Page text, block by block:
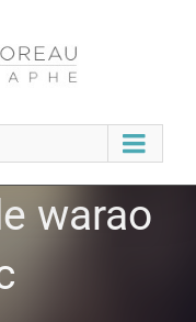
warao